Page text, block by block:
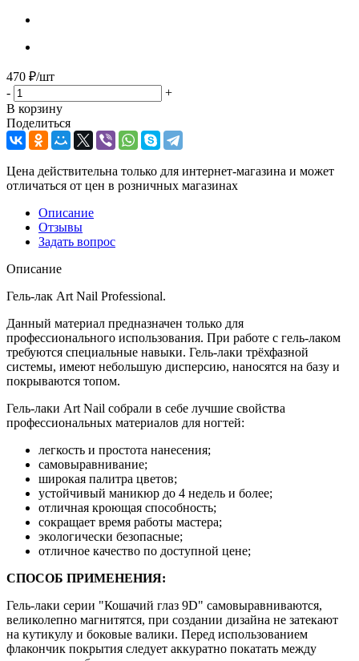
470 ₽/шт
-
+
В корзину
Поделиться
Цена действительна только для интернет-магазина и может
отличаться от цен в розничных магазинах
Описание
Отзывы
Задать вопрос
Описание
Гель-лак Art Nail Professional.
Данный материал предназначен только для
профессионального использования. При работе с гель-лаком
требуются специальные навыки. Гель-лаки трёхфазной
системы, имеют небольшую дисперсию, наносятся на базу и
покрываются топом.
Гель-лаки Art Nail собрали в себе лучшие свойства
профессиональных материалов для ногтей:
легкость и простота нанесения;
самовыравнивание;
широкая палитра цветов;
устойчивый маникюр до 4 недель и более;
отличная кроющая способность;
сокращает время работы мастера;
экологически безопасные;
отличное качество по доступной цене;
СПОСОБ ПРИМЕНЕНИЯ:
Гель-лаки серии "Кошачий глаз 9D" самовыравниваются,
великолепно магнитятся, при создании дизайна не затекают
на кутикулу и боковые валики. Перед использованием
флакончик покрытия следует аккуратно покатать между